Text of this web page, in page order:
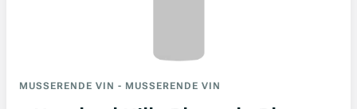
MUSSERENDE VIN - MUSSERENDE VIN